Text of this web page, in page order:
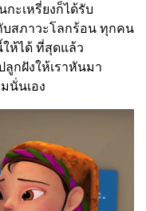
ะเหรี่ยงก็ได้รับ
สภาวะโลกร้อน ทุกคน
ห้ได้ ที่สุดแล้ว
กฝังให้เราหันมา
นั่นเอง